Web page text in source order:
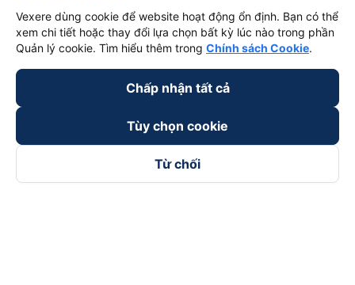
Vexere dùng cookie để website hoạt động ổn định. Bạn có thể
xem chi tiết hoặc thay đổi lựa chọn bất kỳ lúc nào trong phần
Quản lý cookie. Tìm hiểu thêm trong Chính sách Cookie.
Chấp nhận tất cả
Tùy chọn cookie
Từ chối